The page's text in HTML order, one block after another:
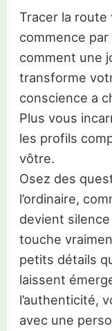
Tracer la route
commence
comment une
transforme
conscience a
Plus vous
les profils
vôtre.
Osez des
l’ordinaire,
devient silence
touche
petits détails
laissent
l’authenticité,
avec une